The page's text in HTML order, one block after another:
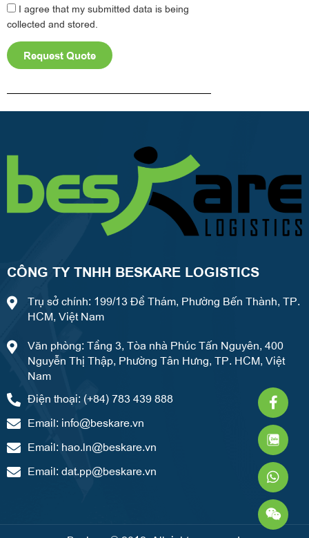
I agree that my submitted data is being
collected and stored.
Request Quote
f
CÔNG TY TNHH BESKARE LOGISTICS
Trụ sở chính: 199/13 Đề Thám, Phường Bến Thành, TP.
HCM, Việt Nam
Văn phòng: Tầng 3, Tòa nhà Phúc Tấn Nguyên, 400
Nguyễn Thị Thập, Phường Tân Hưng, TP. HCM, Việt
Nam
Điện thoại: (+84) 783 439 888
Email: info@beskare.vn
Email: hao.ln@beskare.vn
Email: dat.pp@beskare.vn